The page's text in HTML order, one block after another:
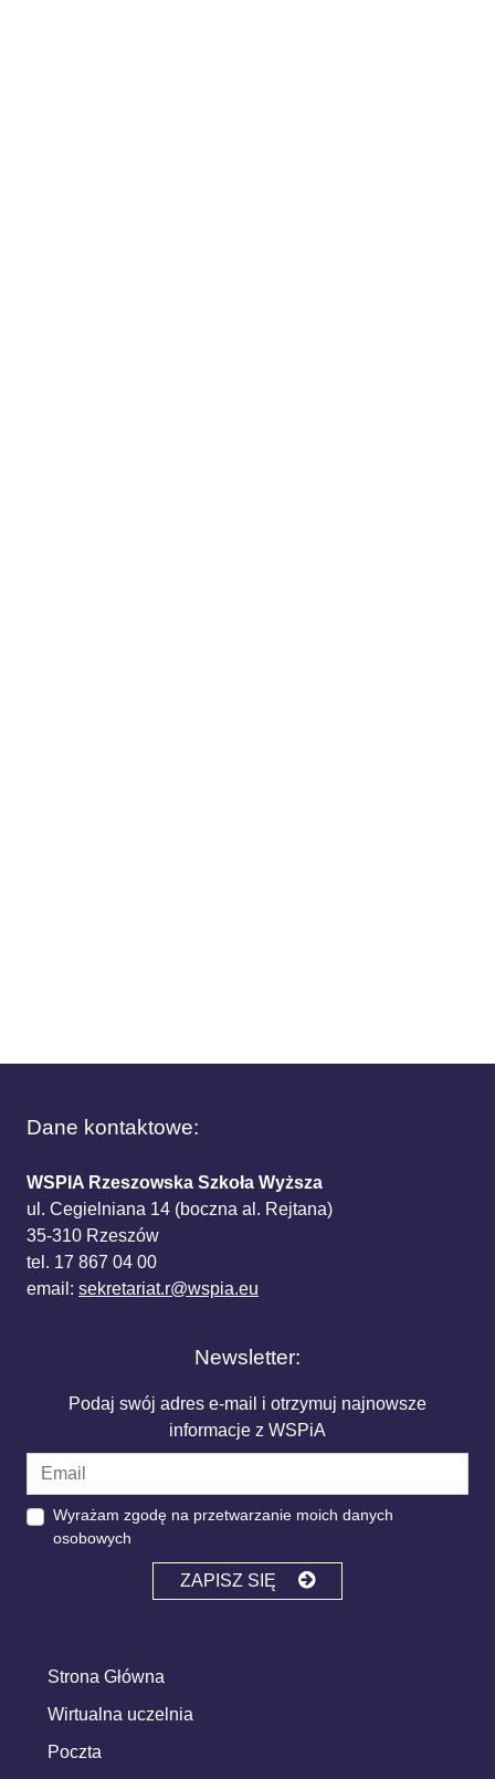
Dane kontaktowe:
WSPIA Rzeszowska Szkoła Wyższa
ul. Cegielniana 14 (boczna al. Rejtana)
35-310 Rzeszów
tel. 17 867 04 00
email: sekretariat.r@wspia.eu
Newsletter:
Podaj swój adres e-mail i otrzymuj najnowsze
informacje z WSPiA
Wyrażam zgodę na przetwarzanie moich danych
osobowych
ZAPISZ SIĘ
Strona Główna
Wirtualna uczelnia
Poczta